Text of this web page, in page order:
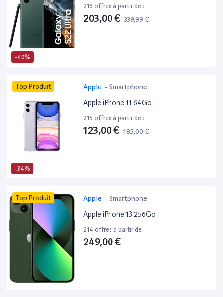
-40%
216 offres à partir de :
203,00 € 339,99 €
-34%
Top Produit Apple - Smartphone
Apple iPhone 11 64Go
215 offres à partir de :
123,00 € 185,00 €
Top Produit Apple - Smartphone
Apple iPhone 13 256Go
214 offres à partir de :
249,00 €